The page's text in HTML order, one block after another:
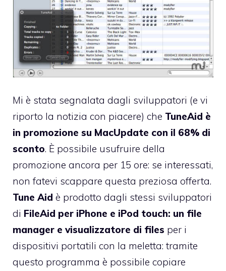
Mi è stata segnalata dagli sviluppatori (e vi
riporto la notizia con piacere) che TuneAid è
in promozione su MacUpdate con il 68% di
sconto. È possibile usufruire della
promozione ancora per 15 ore: se interessati,
non fatevi scappare questa preziosa offerta.
Tune Aid è prodotto dagli stessi sviluppatori
di FileAid per iPhone e iPod touch: un file
manager e visualizzatore di files per i
dispositivi portatili con la meletta: tramite
questo programma è possibile copiare